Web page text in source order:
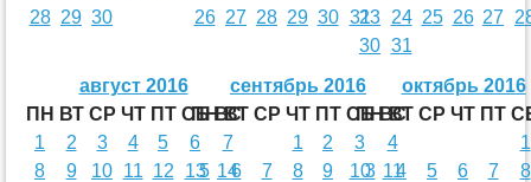
28 29 30
26 27 28 29 30 3123 24 25 26 27
30 31
август 2016
ПН ВТ СР ЧТ ПТ СБ ВС
1
2 3 4 5 6
7
8
9 10 11 12 13
14
сентябрь 2016
ПН ВТ СР ЧТ ПТ СБ ВС
1
2 3
4
5
6 7 8 9 10
11
октябрь 2016
ПН ВТ СР ЧТ ПТ
1
3
4 5 6 7
8